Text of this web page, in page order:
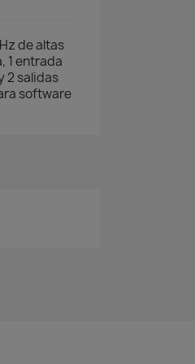
de altas
1 entrada
2 salidas
software